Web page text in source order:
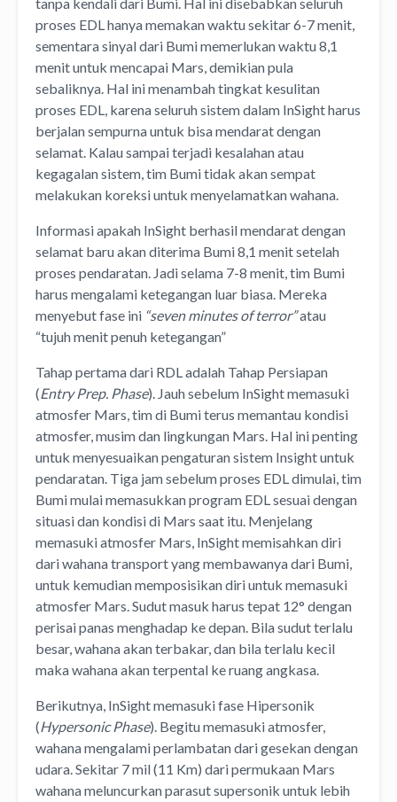
proses EDL hanya memakan waktu sekitar 6-7 menit,
sementara sinyal dari Bumi memerlukan waktu 8,1
menit untuk mencapai Mars, demikian pula
sebaliknya. Hal ini menambah tingkat kesulitan
proses EDL, karena seluruh sistem dalam InSight harus
berjalan sempurna untuk bisa mendarat dengan
selamat. Kalau sampai terjadi kesalahan atau
kegagalan sistem, tim Bumi tidak akan sempat
melakukan koreksi untuk menyelamatkan wahana.
Informasi apakah InSight berhasil mendarat dengan
selamat baru akan diterima Bumi 8,1 menit setelah
proses pendaratan. Jadi selama 7-8 menit, tim Bumi
harus mengalami ketegangan luar biasa. Mereka
menyebut fase ini “seven minutes of terror”atau
“tujuh menit penuh ketegangan”
Tahap pertama dari RDL adalah Tahap Persiapan
(Entry Prep. Phase). Jauh sebelum InSight memasuki
atmosfer Mars, tim di Bumi terus memantau kondisi
atmosfer, musim dan lingkungan Mars. Hal ini penting
untuk menyesuaikan pengaturan sistem Insight untuk
pendaratan. Tiga jam sebelum proses EDL dimulai, tim
Bumi mulai memasukkan program EDL sesuai dengan
situasi dan kondisi di Mars saat itu. Menjelang
memasuki atmosfer Mars, InSight memisahkan diri
dari wahana transport yang membawanya dari Bumi,
untuk kemudian memposisikan diri untuk memasuki
atmosfer Mars. Sudut masuk harus tepat 12° dengan
perisai panas menghadap ke depan. Bila sudut terlalu
besar, wahana akan terbakar, dan bila terlalu kecil
maka wahana akan terpental ke ruang angkasa.
Berikutnya, InSight memasuki fase Hipersonik
(Hypersonic Phase). Begitu memasuki atmosfer,
wahana mengalami perlambatan dari gesekan dengan
udara. Sekitar 7 mil (11 Km) dari permukaan Mars
wahana meluncurkan parasut supersonik untuk lebih